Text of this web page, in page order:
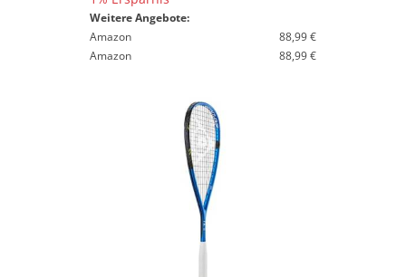
Weitere Angebote:
Amazon
88,99 €
Amazon
88,99 €